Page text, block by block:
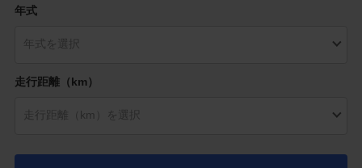
年式
走行距離（km）